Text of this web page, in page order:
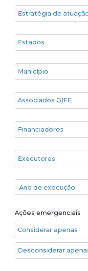
Estratégia de atuação
Estado
Cidade
Associados GIFE
Financiadores
Executores
Ano de execução
Ano de execução
Ações emergenciais
Considerar apenas
Desconsiderar